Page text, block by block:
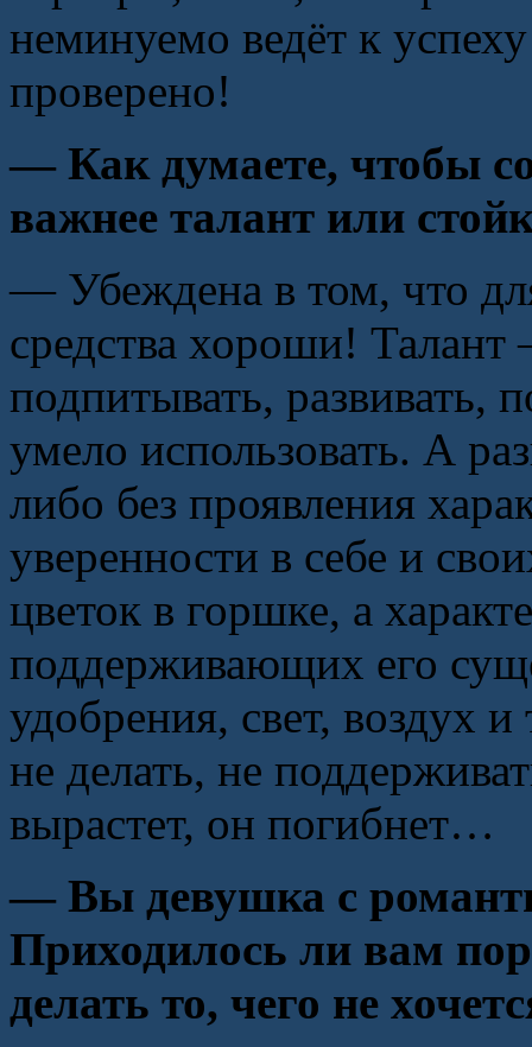
неминуемо ведёт к
проверено!
— Как думаете, чтобы
важнее талант или
— Убеждена в том, что
средства хороши!
подпитывать, развивать,
умело использовать. А
либо без проявления
уверенности в себе и
цветок в горшке, а
поддерживающих его
удобрения, свет, воздух
не делать, не
вырастет, он погибнет…
— Вы девушка с
Приходилось ли вам
делать то, чего не